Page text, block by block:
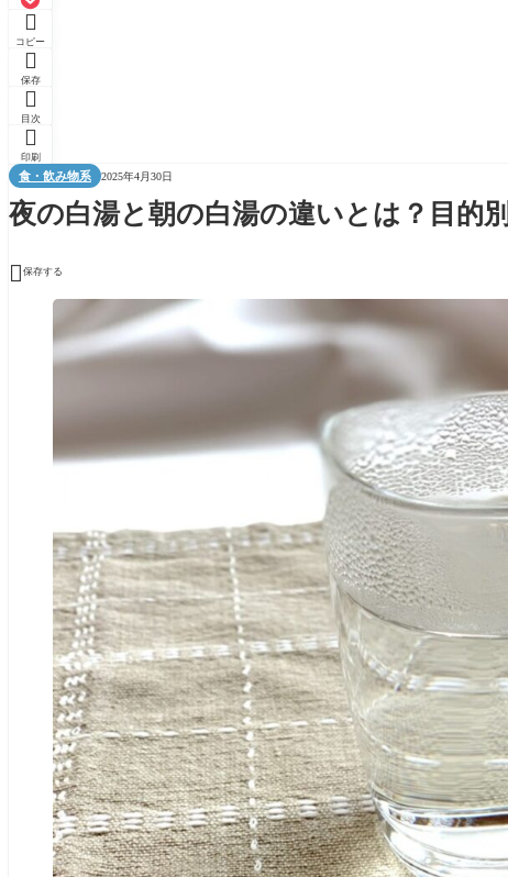

コピー

保存

目次

印刷
食・飲み物系 2025年4月30日
夜の白湯と朝の白湯の違いとは？目的
 保存する